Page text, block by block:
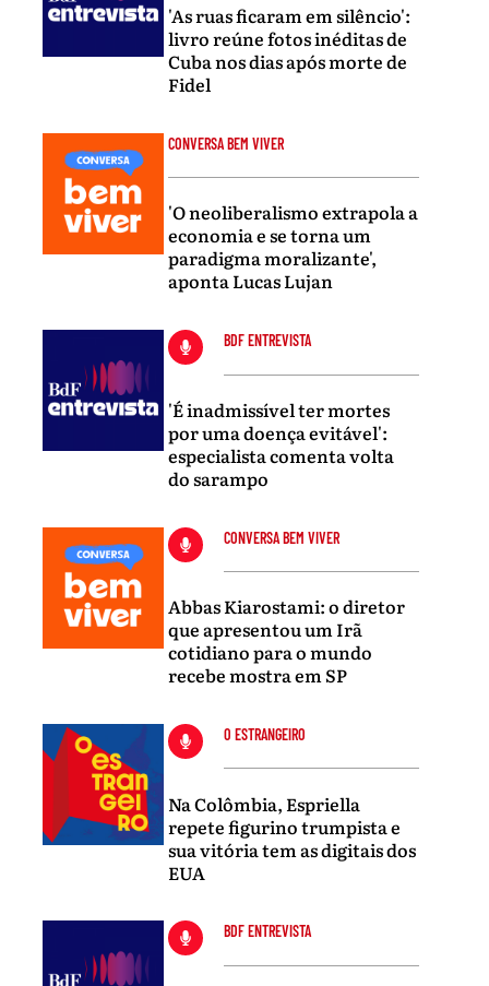
'As ruas ficaram em silêncio':
livro reúne fotos inéditas de
Cuba nos dias após morte de
Fidel
CONVERSA BEM VIVER
'O neoliberalismo extrapola a
economia e se torna um
paradigma moralizante',
aponta Lucas Lujan
BDF ENTREVISTA
'É inadmissível ter mortes
por uma doença evitável':
especialista comenta volta
do sarampo
CONVERSA BEM VIVER
Abbas Kiarostami: o diretor
que apresentou um Irã
cotidiano para o mundo
recebe mostra em SP
O ESTRANGEIRO
Na Colômbia, Espriella
repete figurino trumpista e
sua vitória tem as digitais dos
EUA
BDF ENTREVISTA